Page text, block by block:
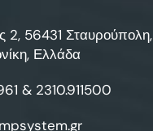
2, 56431 Σταυρούπολη,
Ελλάδα
& 2310.911500